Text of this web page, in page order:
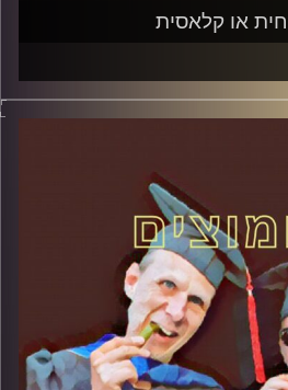
או קלאסית
הפסיכולוג, עם פרופסור בועז בן-